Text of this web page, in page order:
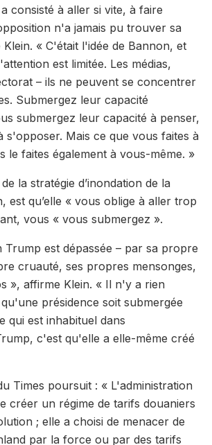
consisté à aller si vite, à faire
n'a jamais pu trouver sa
« C'était l'idée de Bannon, et
est limitée. Les médias,
– ils ne peuvent se concentrer
Submergez leur capacité
submergez leur capacité à penser,
s'opposer. Mais ce que vous faites à
le faites également à vous-même. »
la stratégie d’inondation de la
est qu’elle « vous oblige à aller trop
vous « vous submergez ».
Trump est dépassée – par sa propre
cruauté, ses propres mensonges,
», affirme Klein. « Il n'y a rien
présidence soit submergée
qui est inhabituel dans
c'est qu'elle a elle-même créé
Times poursuit : « L'administration
créer un régime de tarifs douaniers
; elle a choisi de menacer de
par la force ou par des tarifs